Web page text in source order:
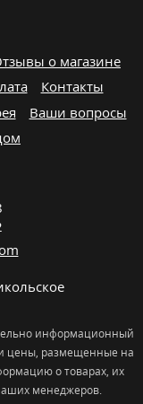
о магазине
Контакты
Ваши вопросы
информационный
цены, размещенные на
о товарах, их
менеджеров.